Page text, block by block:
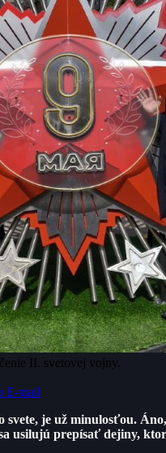
II. svetovej vojny.
E-mail
svete, je už minulosťou.
usilujú prepísať dejiny,